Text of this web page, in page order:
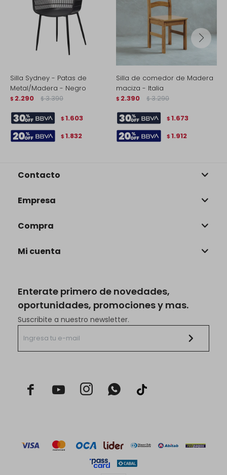
Silla Sydney - Patas de
Metal/Madera - Negro
$ 2.290 $ 3.390
$ 1.603
$ 1.832
Silla de comedor de Madera
maciza - Italia
$ 2.390 $ 3.290
$ 1.673
$ 1.912
Enterate primero de novedades,
oportunidades, promociones y mas.
Suscribite a nuestro newsletter.
  
Contacto
Empresa
Compra
Mi cuenta